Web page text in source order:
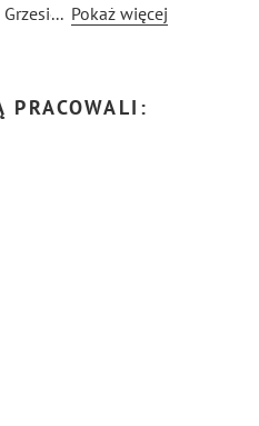
Ci Panie” i „Z serca
w nich wiersze
ukazał się tomik
oraz śmieszne
Ciebie”
... Pokaż więcej
PRACOWALI: